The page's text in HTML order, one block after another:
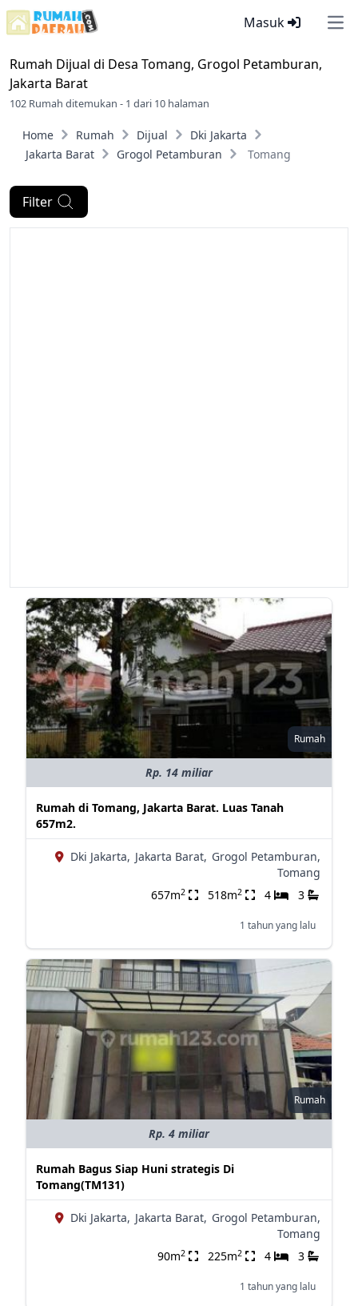
Masuk
Rumah Dijual di Desa Tomang, Grogol Petamburan,
Jakarta Barat
102 Rumah ditemukan - 1 dari 10 halaman
Home Rumah Dijual
Dki Jakarta
Jakarta Barat
Grogol Petamburan Tomang
Filter
Rumah
Rp. 14 miliar
Rumah di Tomang, Jakarta Barat. Luas Tanah
657m2.
Dki Jakarta, Jakarta Barat, Grogol Petamburan,
Tomang
657m2 518m2 4 3
1 tahun yang lalu
Rumah
Rp. 4 miliar
Rumah Bagus Siap Huni strategis Di
Tomang(TM131)
Dki Jakarta, Jakarta Barat, Grogol Petamburan,
Tomang
90m2 225m2 4 3
1 tahun yang lalu